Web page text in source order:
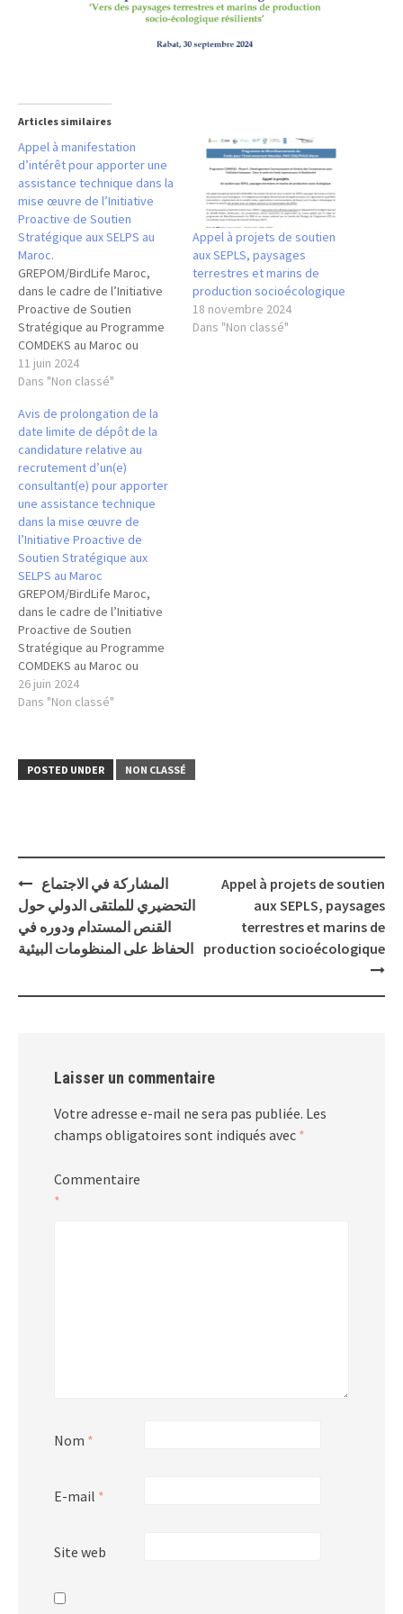
Articles similaires
Appel à manifestation
d’intérêt pour apporter une
assistance technique dans la
mise œuvre de l’Initiative
Proactive de Soutien
Stratégique aux SELPS au
Maroc.
GREPOM/BirdLife Maroc,
dans le cadre de l’Initiative
Proactive de Soutien
Stratégique au Programme
COMDEKS au Maroc ou
encore initiative proactive
de soutien stratégique aux
marins de production socio-
écologique « SEPLS », lance
l’appel suivant : Recrutement
d’un(e) consultant(e) pour
apporter une assistance
technique dans la mise
œuvre…
11 juin 2024
Dans "Non classé"
Appel à projets de soutien
aux SEPLS, paysages
terrestres et marins de
production socioécologique
18 novembre 2024
Dans "Non classé"
Avis de prolongation de la
date limite de dépôt de la
candidature relative au
recrutement d’un(e)
consultant(e) pour apporter
une assistance technique
dans la mise œuvre de
l’Initiative Proactive de
Soutien Stratégique aux
SELPS au Maroc
GREPOM/BirdLife Maroc,
dans le cadre de l’Initiative
Proactive de Soutien
Stratégique au Programme
COMDEKS au Maroc ou
encore initiative proactive
de soutien stratégique aux
écologique « SEPLS », lance
l’appel suivant : Recrutement
26 juin 2024
Dans "Non classé"
POSTED UNDER NON CLASSÉ
Post
navigation
المشاركة في الاجتماع
التحضيري للملتقى الدولي حول
القنص المستدام ودوره في
الحفاظ على المنظومات البيئية
Appel à projets de soutien
aux SEPLS, paysages
terrestres et marins de
production socioécologique
Laisser un commentaire
Votre adresse e-mail ne sera pas publiée. Les
champs obligatoires sont indiqués avec *
Commentaire
*
Nom *
E-mail *
Site web